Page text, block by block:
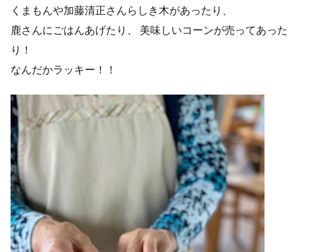
くまもんや加藤清正さんらしき木があったり、
鹿さんにごはんあげたり、 美味しいコーンが売ってあった
り！
なんだかラッキー！！